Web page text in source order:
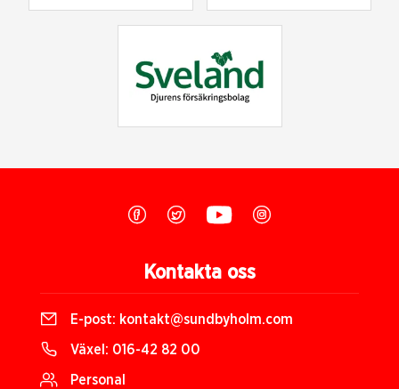
Kontakta oss
E-post: kontakt@sundbyholm.com
Växel: 016-42 82 00
Personal